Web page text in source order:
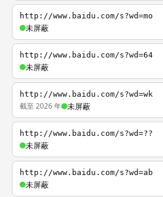
http://www.baidu.com/s?wd=mo
未屏蔽
http://www.baidu.com/s?wd=64
未屏蔽
http://www.baidu.com/s?wd=wk
截至 2026 年 未屏蔽
http://www.baidu.com/s?wd=??
未屏蔽
http://www.baidu.com/s?wd=ab
未屏蔽